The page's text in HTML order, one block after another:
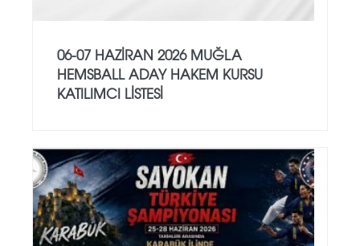
06-07 HAZİRAN 2026 MUĞLA
HEMSBALL ADAY HAKEM KURSU
KATILIMCI LİSTESİ